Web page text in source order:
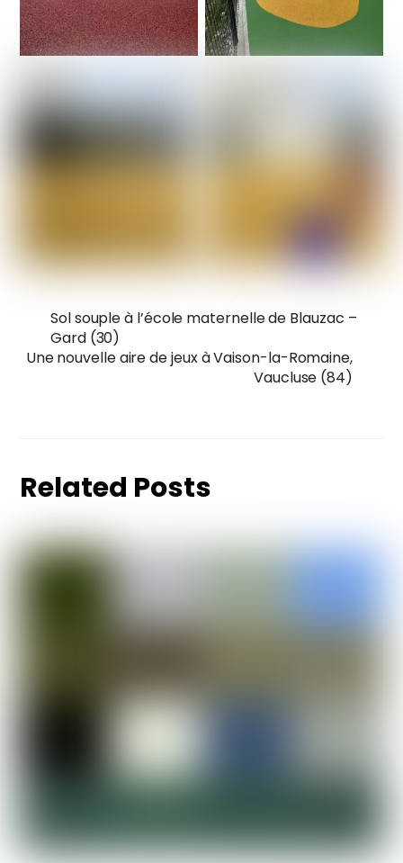
Sol souple à l’école maternelle de Blauzac –
Gard (30)
Une nouvelle aire de jeux à Vaison-la-Romaine,
Vaucluse (84)
Related Posts